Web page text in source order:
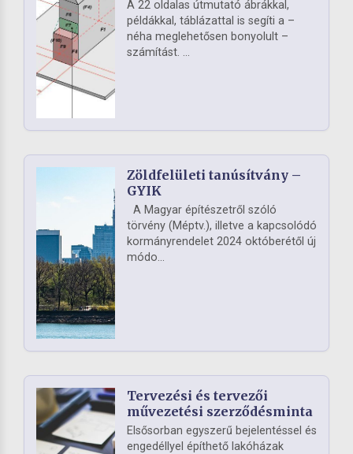
A 22 oldalas útmutató ábrákkal,
példákkal, táblázattal is segíti a –
néha meglehetősen bonyolult –
számítást. ...
Zöldfelületi tanúsítvány –
GYIK
A Magyar építészetről szóló
törvény (Méptv.), illetve a kapcsolódó
kormányrendelet 2024 októberétől új
módo...
Tervezési és tervezői
művezetési szerződésminta
Elsősorban egyszerű bejelentéssel és
engedéllyel építhető lakóházak